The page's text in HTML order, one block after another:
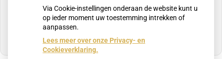
U heeft geen toestemming gegeven voor
externe inhoud die nodig is om dit te zien.
Cookie-instellingen wijzigen
Via Cookie-instellingen onderaan de website kunt u
op ieder moment uw toestemming intrekken of
aanpassen.
Lees meer over onze Privacy- en
Cookieverklaring.